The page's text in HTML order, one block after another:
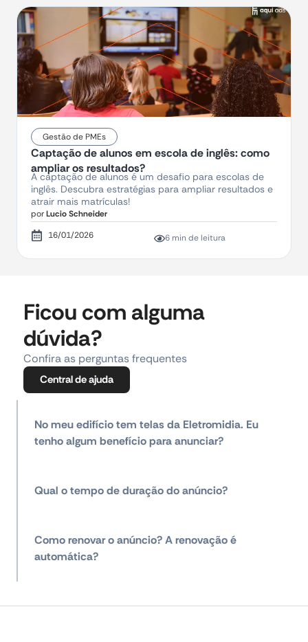
Gestão de PMEs
Captação de alunos em escola de inglês: como
ampliar os resultados?
A captação de alunos é um desafio para escolas de
inglês. Descubra estratégias para ampliar resultados e
atrair mais matrículas!
porLucio Schneider
16/01/2026
6 min de leitura
Ficou com alguma
dúvida?
Confira as perguntas frequentes
Central de ajuda
No meu edifício tem telas da Eletromidia. Eu
tenho algum benefício para anunciar?
Qual o tempo de duração do anúncio?
Como renovar o anúncio? A renovação é
automática?